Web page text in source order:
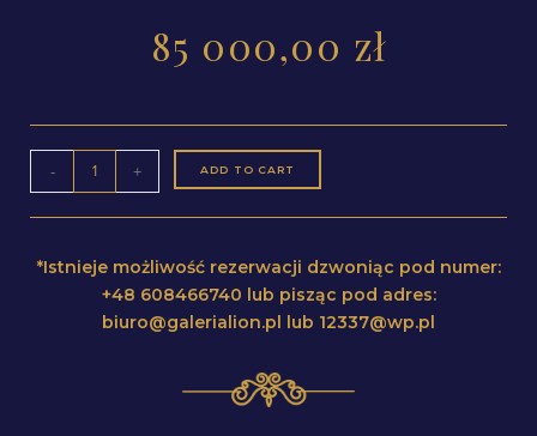
85 000,00 zł
- + ADD TO CART
*Istnieje możliwość rezerwacji dzwoniąc pod numer:
+48 608466740 lub pisząc pod adres:
biuro@galerialion.pl lub 12337@wp.pl